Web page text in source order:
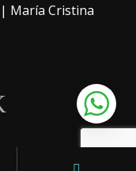
| María Cristina